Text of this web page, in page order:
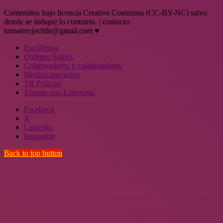
Contenidos bajo licencia Creative Commons (CC-BY-NC) salvo
donde se indique lo contrario. | contacto:
tomaterojochile@gmail.com ♥
Escríbenos
Quiénes Somos
Colaboradores y colaboradoras
Medios asociados
TR Podcast
Tómate una Entrevista
Facebook
X
LinkedIn
Instagram
Back to top button